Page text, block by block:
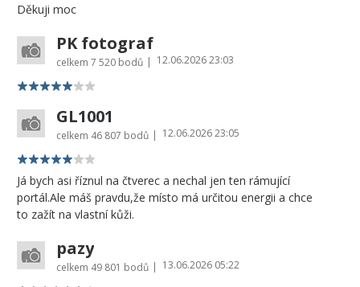
Děkuji moc
PK fotograf
celkem 7 520 bodů | 12.06.2026 23:03
GL1001
celkem 46 807 bodů | 12.06.2026 23:05
Já bych asi říznul na čtverec a nechal jen ten rámující
portál.Ale máš pravdu,že místo má určitou energii a chce
to zažít na vlastní kůži.
pazy
celkem 49 801 bodů | 13.06.2026 05:22